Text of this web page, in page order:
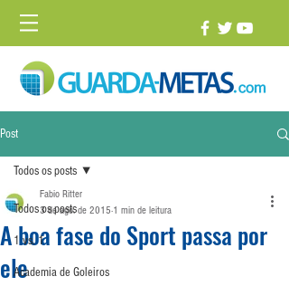
Post
Todos os posts
1 vs. 1
Academia de Goleiros
Todos os posts
A boa fase do Sport passa por
ele
Fabio Ritter
3 de ago. de 2015 1 min de leitura